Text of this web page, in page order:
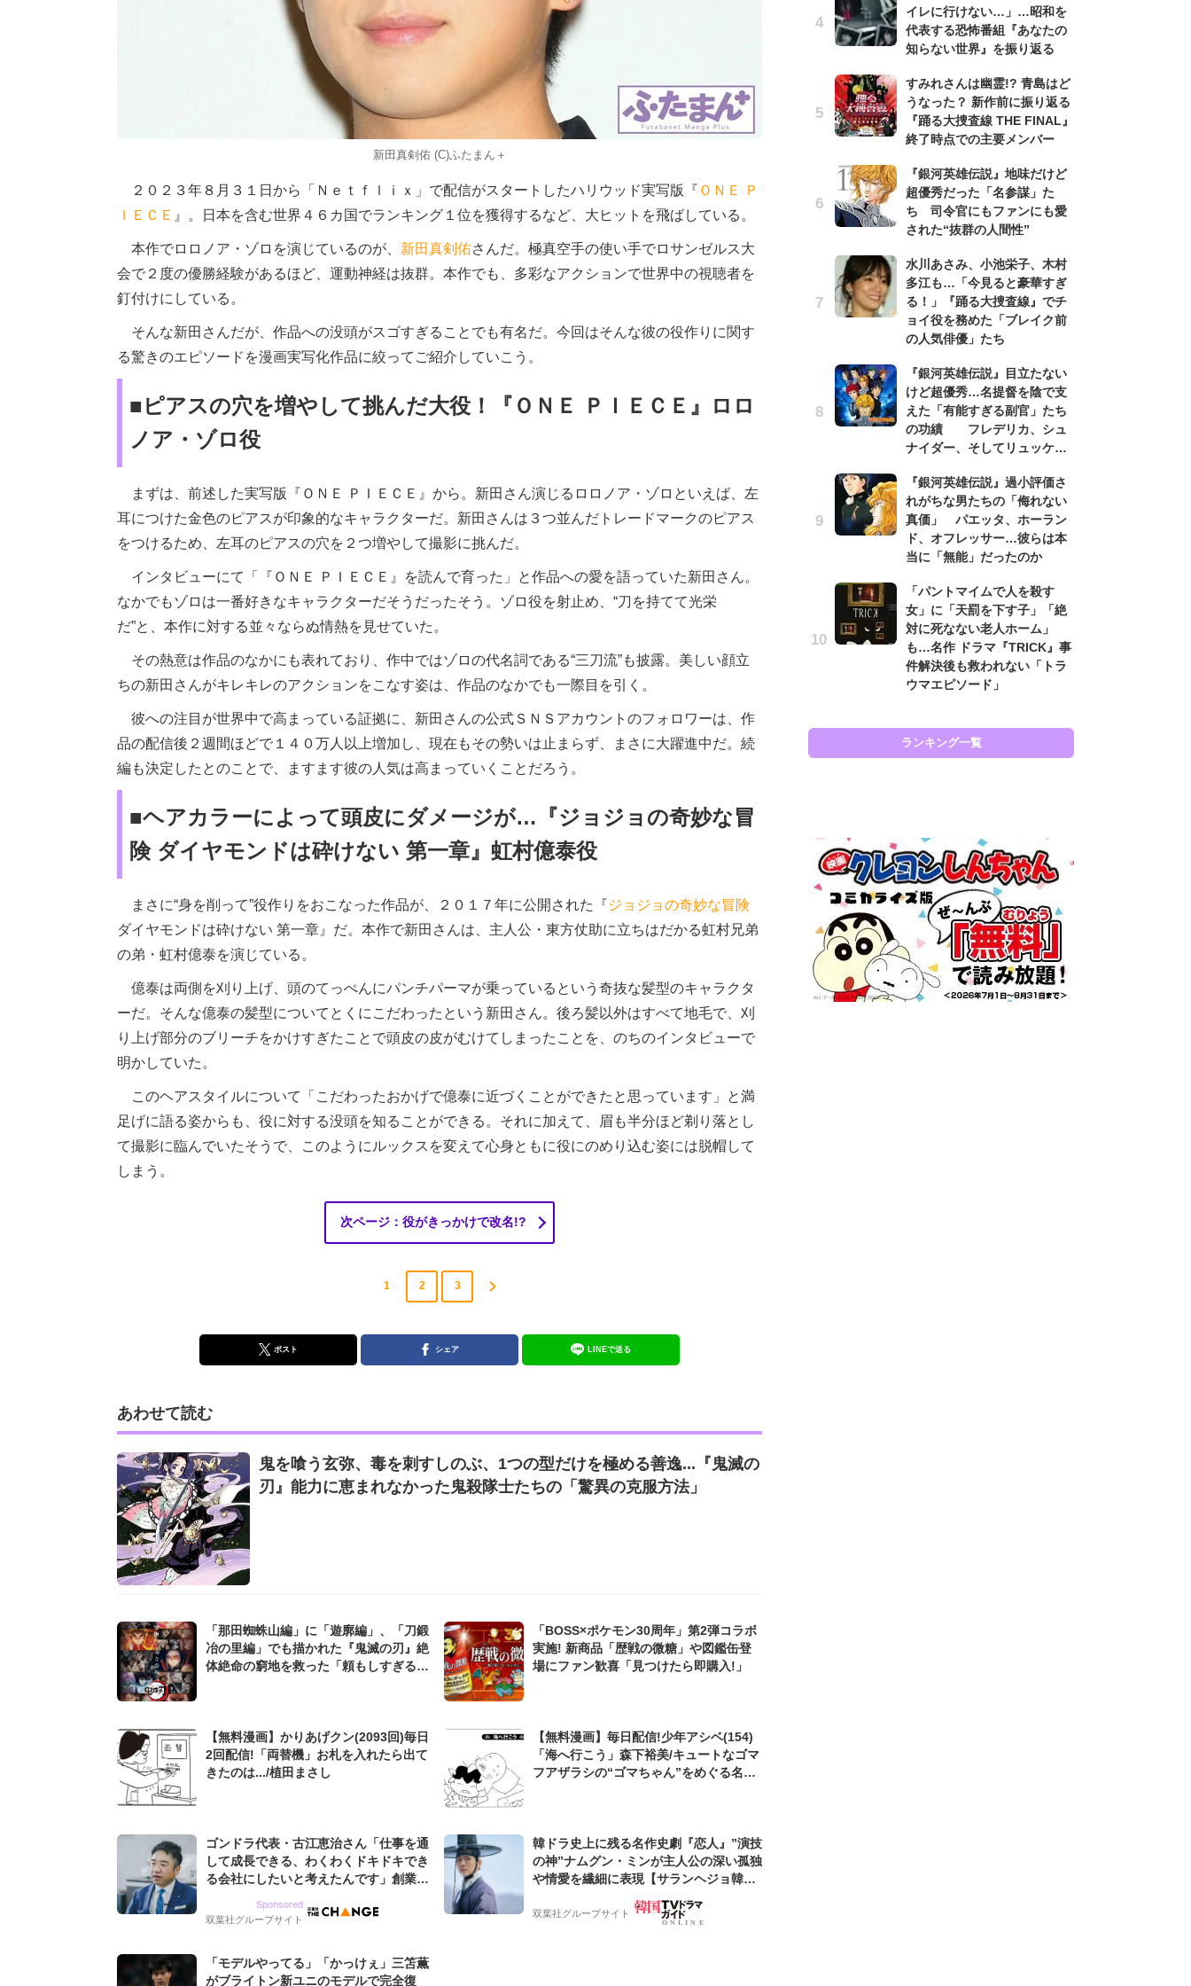
新田真剣佑 (C)ふたまん＋
２０２３年８月３１日から「Ｎｅｔｆｌｉｘ」で配信がスタートしたハリウッド実写版『 ＯＮＥ Ｐ
ＩＥＣＥ 』。日本を含む世界４６カ国でランキング１位を獲得するなど、大ヒットを飛ばしている。
本作でロロノア・ゾロを演じているのが、 新田真剣佑さんだ。極真空手の使い手でロサンゼルス大
会で２度の優勝経験があるほど、運動神経は抜群。本作でも、多彩なアクションで世界中の視聴者を
釘付けにしている。
そんな新田さんだが、作品への没頭がスゴすぎることでも有名だ。今回はそんな彼の役作りに関す
る驚きのエピソードを漫画実写化作品に絞ってご紹介していこう。
■ピアスの穴を増やして挑んだ大役！『ＯＮＥ ＰＩＥＣＥ』ロロ
ノア・ゾロ役
まずは、前述した実写版『ＯＮＥ ＰＩＥＣＥ』から。新田さん演じるロロノア・ゾロといえば、左
耳につけた金色のピアスが印象的なキャラクターだ。新田さんは３つ並んだトレードマークのピアス
をつけるため、左耳のピアスの穴を２つ増やして撮影に挑んだ。
インタビューにて「『ＯＮＥ ＰＩＥＣＥ』を読んで育った」と作品への愛を語っていた新田さん。
なかでもゾロは一番好きなキャラクターだそうだったそう。ゾロ役を射止め、“刀を持てて光栄
だ”と、本作に対する並々ならぬ情熱を見せていた。
その熱意は作品のなかにも表れており、作中ではゾロの代名詞である“三刀流”も披露。美しい顔立
ちの新田さんがキレキレのアクションをこなす姿は、作品のなかでも一際目を引く。
彼への注目が世界中で高まっている証拠に、新田さんの公式ＳＮＳアカウントのフォロワーは、作
品の配信後２週間ほどで１４０万人以上増加し、現在もその勢いは止まらず、まさに大躍進中だ。続
編も決定したとのことで、ますます彼の人気は高まっていくことだろう。
■ヘアカラーによって頭皮にダメージが…『ジョジョの奇妙な冒
険 ダイヤモンドは砕けない 第一章』虹村億泰役
まさに“身を削って”役作りをおこなった作品が、２０１７年に公開された『ジョジョの奇妙な冒険
ダイヤモンドは砕けない 第一章』だ。本作で新田さんは、主人公・東方仗助に立ちはだかる虹村兄弟
の弟・虹村億泰を演じている。
億泰は両側を刈り上げ、頭のてっぺんにパンチパーマが乗っているという奇抜な髪型のキャラクタ
ーだ。そんな億泰の髪型についてとくにこだわったという新田さん。後ろ髪以外はすべて地毛で、刈
り上げ部分のブリーチをかけすぎたことで頭皮の皮がむけてしまったことを、のちのインタビューで
明かしていた。
このヘアスタイルについて「こだわったおかげで億泰に近づくことができたと思っています」と満
足げに語る姿からも、役に対する没頭を知ることができる。それに加えて、眉も半分ほど剃り落とし
て撮影に臨んでいたそうで、このようにルックスを変えて心身ともに役にのめり込む姿には脱帽して
しまう。
次ページ：役がきっかけで改名!?
1 2 3
ポスト シェア LINEで送る
あわせて読む
鬼を喰う玄弥、毒を刺すしのぶ、1つの型だけを極める善逸...『鬼滅の
刃』能力に恵まれなかった鬼殺隊士たちの「驚異の克服方法」
「那田蜘蛛山編」に「遊廓編」、「刀鍛
冶の里編」でも描かれた『鬼滅の刃』絶
体絶命の窮地を救った「頼もしすぎる援
「BOSS×ポケモン30周年」第2弾コラボ
実施! 新商品「歴戦の微糖」や図鑑缶登
場にファン歓喜「見つけたら即購入!」
【無料漫画】かりあげクン(2093回)毎日
2回配信!「両替機」お札を入れたら出て
きたのは.../植田まさし
【無料漫画】毎日配信!少年アシベ(154)
「海へ行こう」森下裕美/キュートなゴマ
フアザラシの“ゴマちゃん”をめぐる名作
ゴンドラ代表・古江恵治さん「仕事を通
して成長できる、わくわくドキドキでき
る会社にしたいと考えたんです」創業来
グ会社のアイデンティティ
Sponsored
双葉社グループサイト
韓ドラ史上に残る名作史劇『恋人』”演技
の神”ナムグン・ミンが主人公の深い孤独
や情愛を繊細に表現【サランヘジョ韓ド
双葉社グループサイト
「モデルやってる」「かっけぇ」三笘薫
がブライトン新ユニのモデルで完全復
イレに行けない…」…昭和を
代表する恐怖番組『あなたの
知らない世界』を振り返る
すみれさんは幽霊!? 青島はど
うなった？ 新作前に振り返る
『踊る大捜査線 THE FINAL』
終了時点での主要メンバー
『銀河英雄伝説』地味だけど
超優秀だった「名参謀」た
ち 司令官にもファンにも愛
された“抜群の人間性”
水川あさみ、小池栄子、木村
多江も…「今見ると豪華すぎ
る！」『踊る大捜査線』でチ
ョイ役を務めた「ブレイク前
の人気俳優」たち
『銀河英雄伝説』目立たない
けど超優秀…名提督を陰で支
えた「有能すぎる副官」たち
の功績 フレデリカ、シュ
ナイダー、そしてリュッケ…
『銀河英雄伝説』過小評価さ
れがちな男たちの「侮れない
真価」 パエッタ、ホーラン
ド、オフレッサー…彼らは本
当に「無能」だったのか
「パントマイムで人を殺す
女」に「天罰を下す子」「絶
対に死なない老人ホーム」
も…名作 ドラマ『TRICK』事
件解決後も救われない「トラ
ウマエピソード」
ランキング一覧